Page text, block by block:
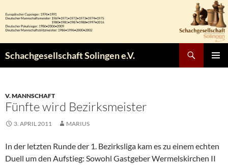
Inhalt
springen
Schachgesellschaft Solingen e.V.
V. MANNSCHAFT
Fünfte wird Bezirksmeister
3. APRIL 2011 MARIUS
In der letzten Runde der 1. Bezirksliga kam es zu einem echten
Duell um den Aufstieg: Sowohl Gastgeber Wermelskirchen II